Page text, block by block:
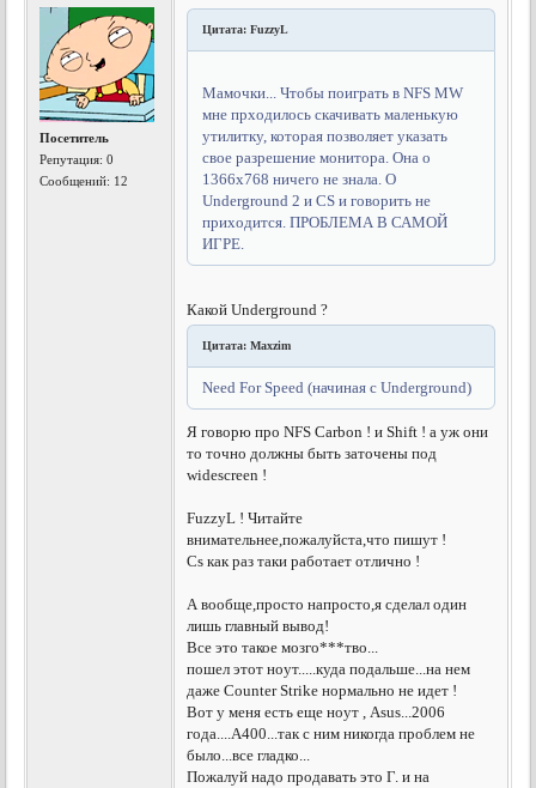
Посетитель
Репутация:0
Сообщений: 12
Цитата: FuzzyL
Мамочки... Чтобы поиграть в NFS MW
мне прходилось скачивать маленькую
утилитку, которая позволяет указать
свое разрешение монитора. Она о
1366х768 ничего не знала. О
Underground 2 и CS и говорить не
приходится. ПРОБЛЕМА В САМОЙ
ИГРЕ.
Какой Underground ?
Цитата: Maxzim
Need For Speed (начиная с Underground)
Я говорю про NFS Carbon ! и Shift ! а уж они
то точно должны быть заточены под
widescreen !
FuzzyL ! Читайте
внимательнее,пожалуйста,что пишут !
Cs как раз таки работает отлично !
А вообще,просто напросто,я сделал один
лишь главный вывод!
Все это такое мозго***тво...
пошел этот ноут.....куда подальше...на нем
даже Counter Strike нормально не идет !
Вот у меня есть еще ноут , Asus...2006
года....A400...так с ним никогда проблем не
было...все гладко...
Пожалуй надо продавать это Г. и на